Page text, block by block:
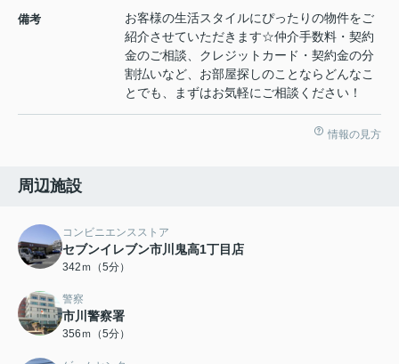
備考
お客様の生活スタイルにぴったりの物件をご
紹介させていただきます☆仲介手数料・契約
金のご相談、クレジットカード・契約金の分
割払いなど、お部屋探しのことならどんなこ
とでも、まずはお気軽にご相談ください！
情報の見方
周辺施設
コンビニエンスストア
セブンイレブン市川鬼高1丁目店
342ｍ（5分）
警察
市川警察署
356ｍ（5分）